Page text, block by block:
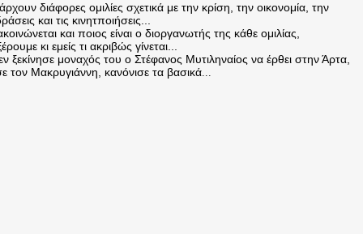
διάφορες ομιλίες σχετικά με την κρίση, την οικονομία, την
και τις κινητποιήσεις...
και ποιος είναι ο διοργανωτής της κάθε ομιλίας,
κι εμείς τι ακριβώς γίνεται...
ξεκίνησε μοναχός του ο Στέφανος Μυτιληναίος να έρθει στην Άρτα,
τον Μακρυγιάννη, κανόνισε τα βασικά...